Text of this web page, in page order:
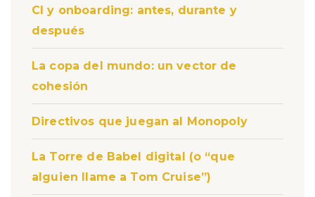
CI y onboarding: antes, durante y
después
La copa del mundo: un vector de
cohesión
Directivos que juegan al Monopoly
La Torre de Babel digital (o “que
alguien llame a Tom Cruise”)